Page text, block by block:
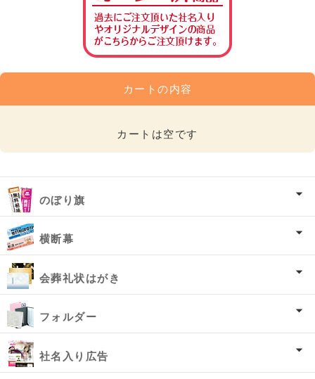
カートの内容
カートは空です
のぼり旗
横断幕
会葬礼状はがき
フォルダー
社名入り広告